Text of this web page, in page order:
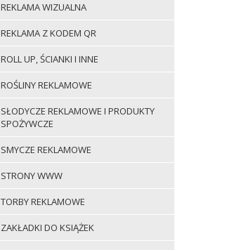
REKLAMA WIZUALNA
REKLAMA Z KODEM QR
ROLL UP, ŚCIANKI I INNE
ROŚLINY REKLAMOWE
SŁODYCZE REKLAMOWE I PRODUKTY
SPOŻYWCZE
SMYCZE REKLAMOWE
STRONY WWW
TORBY REKLAMOWE
ZAKŁADKI DO KSIĄŻEK